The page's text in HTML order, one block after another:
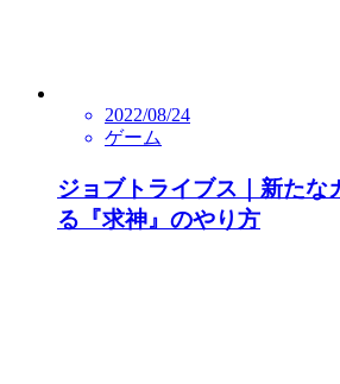
2022/08/24
ゲーム
ジョブトライブス｜新たな
る『求神』のやり方